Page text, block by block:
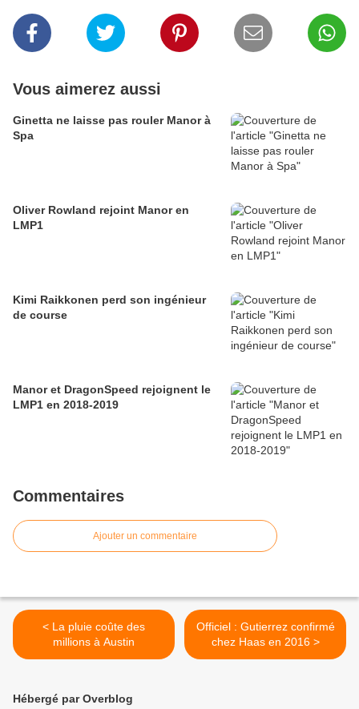
Vous aimerez aussi
Ginetta ne laisse pas rouler Manor à
Spa
Oliver Rowland rejoint Manor en
LMP1
Kimi Raikkonen perd son ingénieur
de course
Manor et DragonSpeed rejoignent le
LMP1 en 2018-2019
Commentaires
Ajouter un commentaire
< La pluie coûte des
millions à Austin
Officiel : Gutierrez confirmé
chez Haas en 2016 >
Hébergé par Overblog